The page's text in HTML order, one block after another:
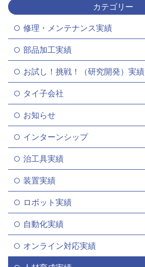
カテゴリー
修理・メンテナンス実績
部品加工実績
お試し！挑戦！（研究開発）実績
タイ子会社
お知らせ
インターンシップ
治工具実績
装置実績
ロボット実績
自動化実績
オンライン対応実績